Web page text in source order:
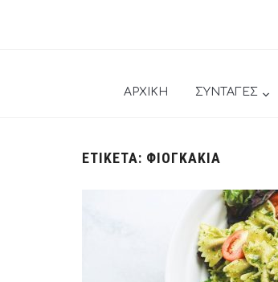
ΑΡΧΙΚΗ ΣΥΝΤΑΓΕΣ
ΕΤΙΚΈΤΑ: ΦΙΟΓΚΆΚΙΑ